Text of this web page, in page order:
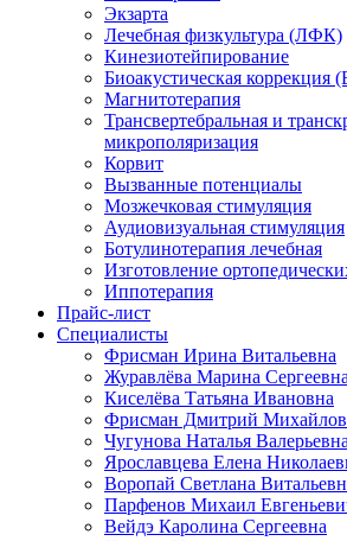
Экзарта
Лечебная физкультура (ЛФК)
Кинезиотейпирование
Биоакустическая коррекция
Магнитотерапия
Трансвертебральная и
микрополяризация
Корвит
Вызванные потенциалы
Мозжечковая стимуляция
Аудиовизуальная стимуляция
Ботулинотерапия лечебная
Изготовление
Иппотерапия
Прайс-лист
Специалисты
Фрисман Ирина Витальевна
Журавлёва Марина Сергеевна
Киселёва Татьяна Ивановна
Фрисман Дмитрий
Чугунова Наталья Валерьевна
Ярославцева Елена
Воропай Светлана
Парфенов Михаил
Вейдэ Каролина Сергеевна